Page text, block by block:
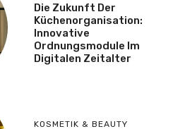
Die Zukunft Der
Küchenorganisation:
Innovative
Ordnungsmodule Im
Digitalen Zeitalter
KOSMETIK & BEAUTY